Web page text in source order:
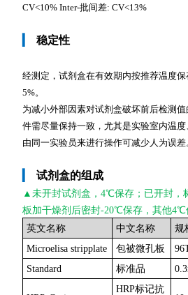
CV<10% Inter-批间差: CV<13%
稳定性
经测定，试剂盒在有效期内按推荐温度
5%。
为减小外部因素对试剂盒破坏前后检测
件需尽量保持一致，尤其是实验室内温
由同一实验员来进行操作可减少人为误差
试剂盒的组成
▲未开封试剂盒，4℃保存；已开封，
板加干燥剂后密封-20℃保存，其他4℃
英文名称
中文名称 规
Microelisa stripplate
包被微孔板
Standard
标准品
HRP标记抗